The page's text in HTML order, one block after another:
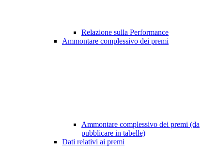
Relazione sulla Performance
Ammontare complessivo dei premi
Ammontare complessivo dei premi (da
pubblicare in tabelle)
Dati relativi ai premi